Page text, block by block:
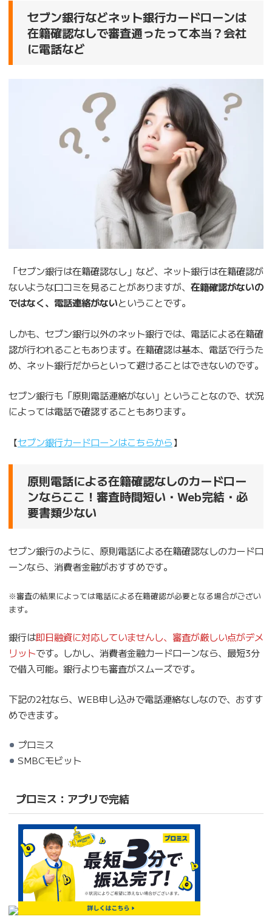
セブン銀行などネット銀行カードローンは
在籍確認なしで審査通ったって本当？会社
に電話など
「セブン銀行は在籍確認なし」など、ネット銀行は在籍確認が
ないような口コミを見ることがありますが、 在籍確認がないの
ではなく、電話連絡がないということです。
しかも、セブン銀行以外のネット銀行では、電話による在籍確
認が行われることもあります。在籍確認は基本、電話で行うた
め、ネット銀行だからといって避けることはできないのです。
セブン銀行も「原則電話連絡がない」ということなので、状況
によっては電話で確認することもあります。
【セブン銀行カードローンはこちらから】
原則電話による在籍確認なしのカードロー
ンならここ！審査時間短い・Web完結・必
要書類少ない
セブン銀行のように、原則電話による在籍確認なしのカードロ
ーンなら、消費者金融がおすすめです。
※審査の結果によっては電話による在籍確認が必要となる場合がござい
ます。
銀行は即日融資に対応していませんし、審査が厳しい点がデメ
リットです。しかし、消費者金融カードローンなら、最短3分
で借入可能。銀行よりも審査がスムーズです。
下記の2社なら、WEB申し込みで電話連絡なしなので、おすす
めできます。
プロミス
SMBCモビット
プロミス：アプリで完結